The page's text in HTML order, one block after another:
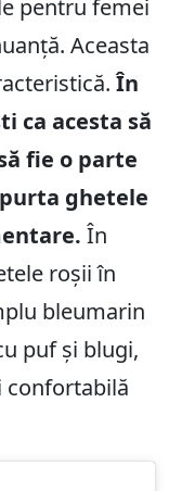
pentru femei
Aceasta
În
ca acesta să
fie o parte
ghetele
În
roșii în
bleumarin
puf și blugi,
confortabilă